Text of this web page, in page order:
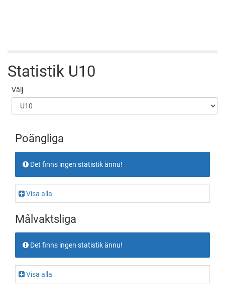
Statistik U10
Välj
Poängliga
Det finns ingen statistik ännu!
Visa alla
Målvaktsliga
Det finns ingen statistik ännu!
Visa alla